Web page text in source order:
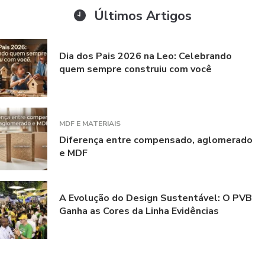
Últimos Artigos
Dia dos Pais 2026 na Leo: Celebrando
quem sempre construiu com você
MDF E MATERIAIS
Diferença entre compensado, aglomerado
e MDF
A Evolução do Design Sustentável: O PVB
Ganha as Cores da Linha Evidências